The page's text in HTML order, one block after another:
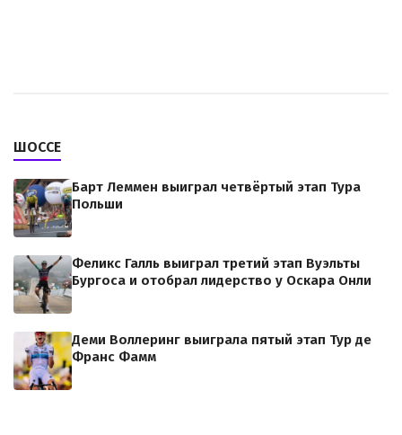
ШОССЕ
Барт Леммен выиграл четвёртый этап Тура
Польши
Феликс Галль выиграл третий этап Вуэльты
Бургоса и отобрал лидерство у Оскара Онли
Деми Воллеринг выиграла пятый этап Тур де
Франс Фамм